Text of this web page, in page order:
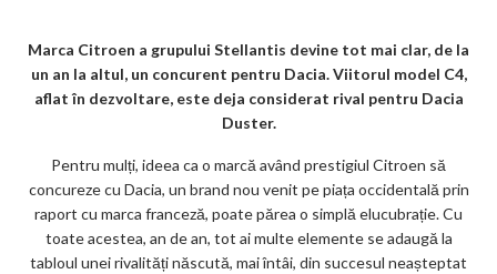
o
o
k
m
ar
ks
Marca Citroen a grupului Stellantis devine tot mai clar, de la
un an la altul, un concurent pentru Dacia. Viitorul model C4,
aflat în dezvoltare, este deja considerat rival pentru Dacia
Duster.
Pentru mulți, ideea ca o marcă având prestigiul Citroen să
concureze cu Dacia, un brand nou venit pe piața occidentală prin
raport cu marca franceză, poate părea o simplă elucubrație. Cu
toate acestea, an de an, tot ai multe elemente se adaugă la
tabloul unei rivalități născută, mai întâi, din succesul neașteptat